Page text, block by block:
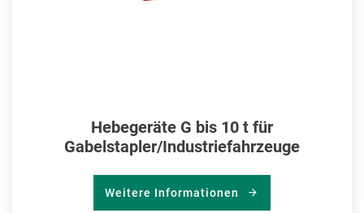
Hebegeräte G bis 10 t für
Gabelstapler/Industriefahrzeuge
Weitere Informationen